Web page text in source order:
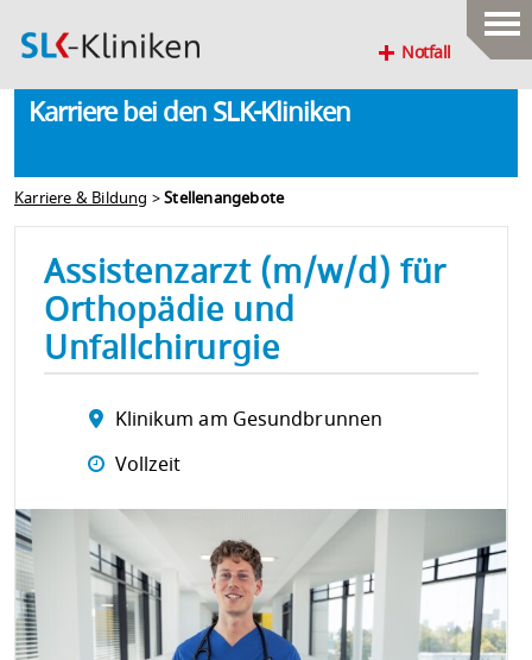
Notfall
Karriere bei den SLK-Kliniken
Karriere & Bildung >Stellenangebote
Assistenzarzt (m/w/d) für
Orthopädie und
Unfallchirurgie
Klinikum am Gesundbrunnen
Vollzeit